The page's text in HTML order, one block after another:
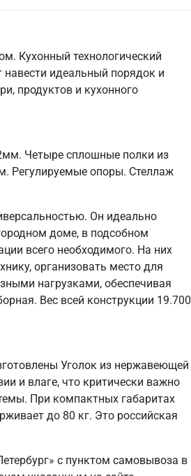
Кухонный технологический
идеальный порядок и
продуктов и кухонного
Четыре сплошные полки из
Регулируемые опоры. Стеллаж
Он идеально
доме, в подсобном
всего необходимого. На них
организовать место для
нагрузками, обеспечивая
Вес всей конструкции 19.700
Уголок из нержавеющей
и влаге, что критически важно
При компактных габаритах
до 80 кг. Это российская
с пунктом самовывоза в